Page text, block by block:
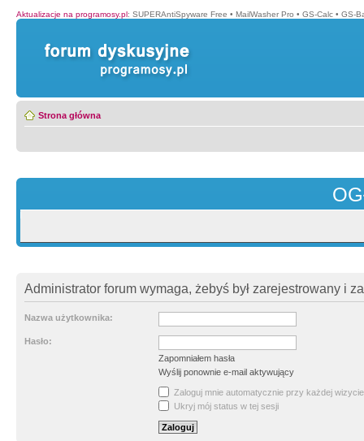
Aktualizacje na programosy.pl: SUPERAntiSpyware Free • MailWasher Pro • GS-Calc • GS-
Strona główna
Administrator forum wymaga, żebyś był zarejestrowany i
Nazwa użytkownika:
Hasło:
Zapomniałem hasła
Wyślij ponownie e-mail aktywujący
Zaloguj mnie automatycznie przy każdej wizycie
Ukryj mój status w tej sesji